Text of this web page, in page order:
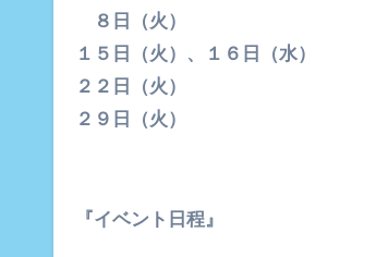
８日（火）
１５日（火）、１６日（水）
２２日（火）
２９日（火）
『イベント日程』